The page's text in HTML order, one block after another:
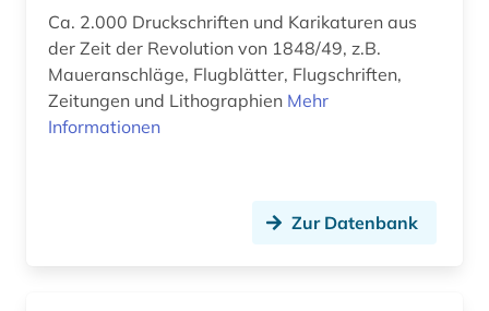
bad kissingen (1)
bad reichenhall (1)
baden (2)
Ca. 2.000 Druckschriften und Karikaturen aus
der Zeit der Revolution von 1848/49, z.B.
Maueranschläge, Flugblätter, Flugschriften,
Zeitungen und Lithographien Mehr
Informationen
Zur Datenbank